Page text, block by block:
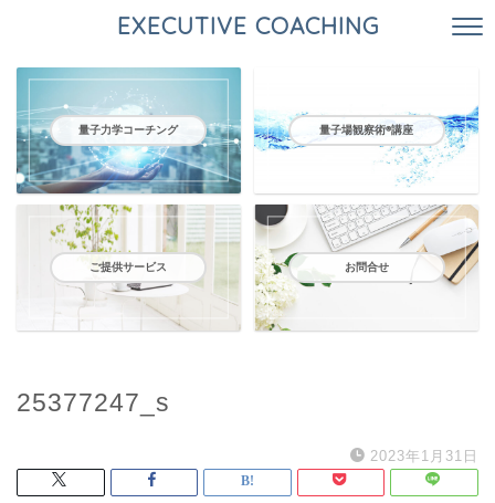
EXECUTIVE COACHING
量子力学コーチング 量子場観察術®️講座
ご提供サービス お問合せ
25377247_s
2023年1月31日